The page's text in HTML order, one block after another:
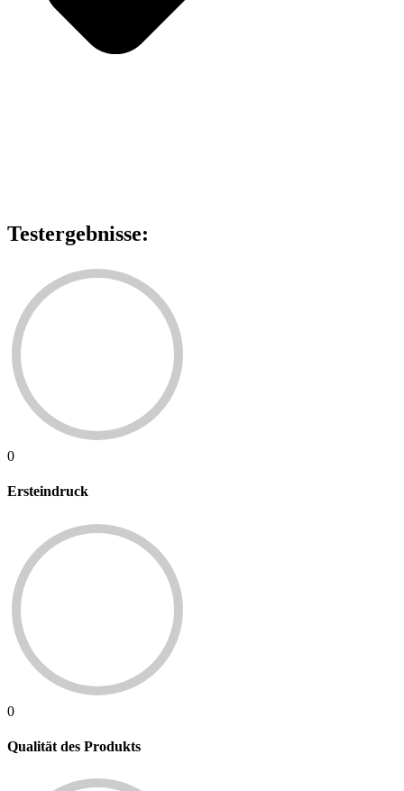
Testergebnisse:
0
Ersteindruck
0
Qualität des Produkts